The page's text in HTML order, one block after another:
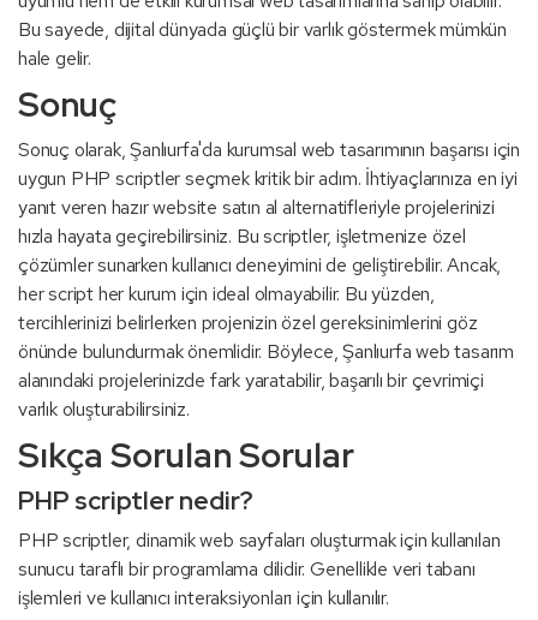
Bu sayede, dijital dünyada güçlü bir varlık göstermek mümkün
hale gelir.
Sonuç
Sonuç olarak, Şanlıurfa'da kurumsal web tasarımının başarısı için
uygun PHP scriptler seçmek kritik bir adım. İhtiyaçlarınıza en iyi
yanıt veren hazır website satın al alternatifleriyle projelerinizi
hızla hayata geçirebilirsiniz. Bu scriptler, işletmenize özel
çözümler sunarken kullanıcı deneyimini de geliştirebilir. Ancak,
her script her kurum için ideal olmayabilir. Bu yüzden,
tercihlerinizi belirlerken projenizin özel gereksinimlerini göz
önünde bulundurmak önemlidir. Böylece, Şanlıurfa web tasarım
alanındaki projelerinizde fark yaratabilir, başarılı bir çevrimiçi
varlık oluşturabilirsiniz.
Sıkça Sorulan Sorular
PHP scriptler nedir?
PHP scriptler, dinamik web sayfaları oluşturmak için kullanılan
sunucu taraflı bir programlama dilidir. Genellikle veri tabanı
işlemleri ve kullanıcı interaksiyonları için kullanılır.